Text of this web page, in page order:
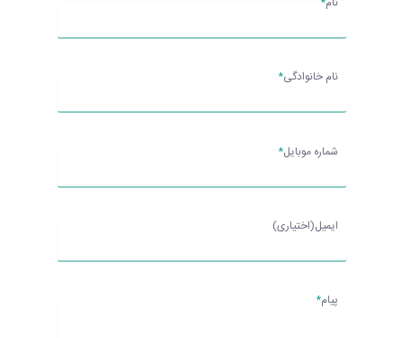
نام خانوادگی*
شماره موبایل*
ایمیل(اختیاری)
پیام*